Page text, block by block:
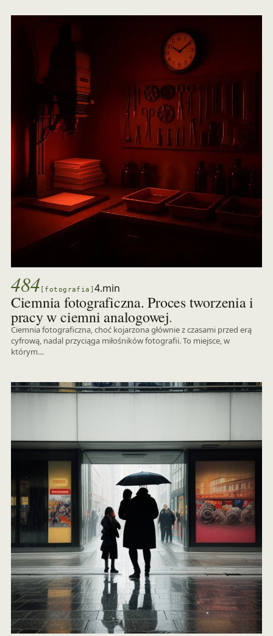
484 [fotografia]4.min
Ciemnia fotograficzna. Proces tworzenia i
pracy w ciemni analogowej.
Ciemnia fotograficzna, choć kojarzona głównie z czasami przed erą
cyfrową, nadal przyciąga miłośników fotografii. To miejsce, w
którym…